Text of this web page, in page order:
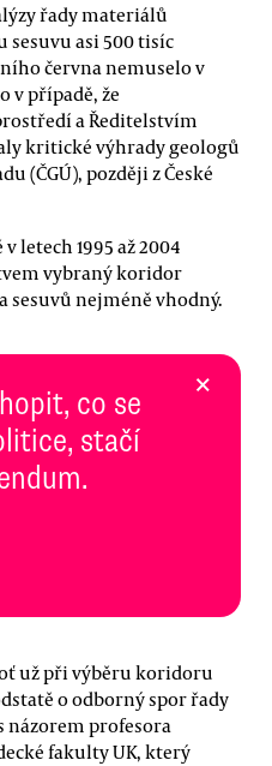
řady materiálů
sesuvu asi 500 tisíc
června nemuselo v
v případě, že
a Ředitelstvím
kritické výhrady geologů
(ČGÚ), později z České
letech 1995 až 2004
vybraný koridor
sesuvů nejméně vhodný.
co se
stačí
×
už při výběru koridoru
o odborný spor řady
názorem profesora
fakulty UK, který